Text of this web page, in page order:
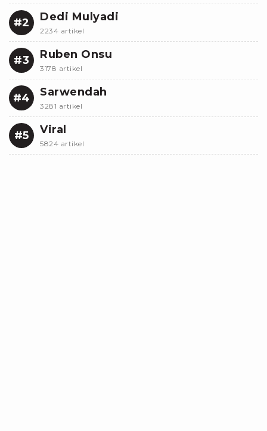
#2 Dedi Mulyadi
2234 artikel
#3 Ruben Onsu
3178 artikel
#4 Sarwendah
3281 artikel
#5 Viral
5824 artikel